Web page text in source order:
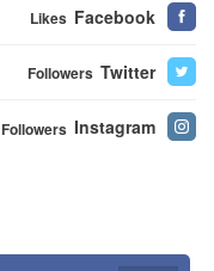
Facebook
Likes
Twitter
Followers
Instagram
Followers